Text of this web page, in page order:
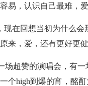
易，认识自己最难，
现在回想当初为什么
来，爱，还有更好更
场超赞的演唱会，有
个high到爆的宵，酩